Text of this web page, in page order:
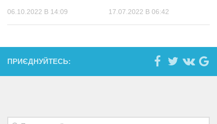
06.10.2022 В 14:09 17.07.2022 В 06:42
ПРИЄДНУЙТЕСЬ: